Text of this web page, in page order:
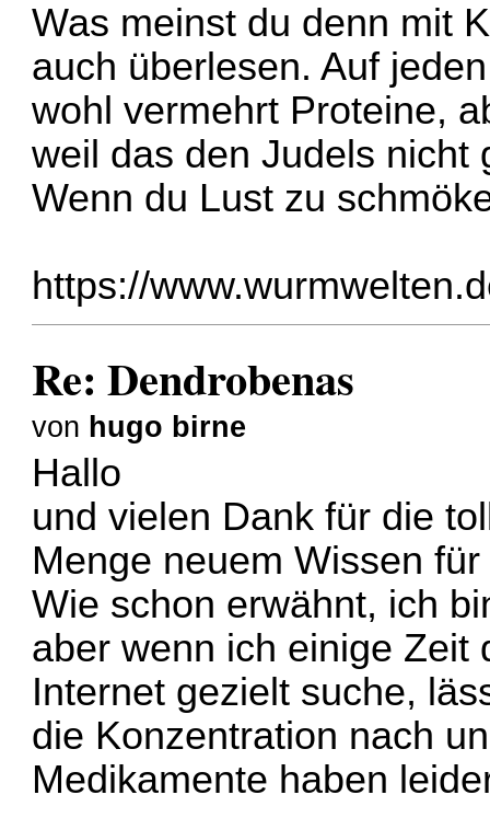
Was meinst du denn mit
auch überlesen. Auf
wohl vermehrt Proteine,
weil das den Judels nicht
Wenn du Lust zu
https://
Re: Dendrobenas
von hugo birne
Hallo
und vielen Dank für die
Menge neuem Wissen
Wie schon erwähnt, ich
aber wenn ich einige Zeit
Internet gezielt suche,
die Konzentration nach
Medikamente haben